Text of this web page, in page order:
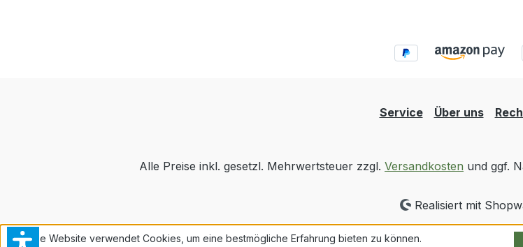
Service Über uns
Alle Preise inkl. gesetzl. Mehrwertsteuer zzgl. Versandkosten und ggf.
Realisiert mit
Diese Website verwendet Cookies, um eine bestmögliche Erfahrung bieten zu können.